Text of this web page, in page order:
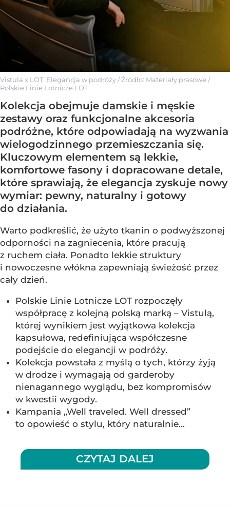
Vistula x LOT: Elegancja w podróży/ Źródło: Materiały prasowe /
Polskie Linie Lotnicze LOT
Kolekcja obejmuje damskie i męskie
zestawy oraz funkcjonalne akcesoria
podróżne, które odpowiadają na wyzwania
wielogodzinnego przemieszczania się.
Kluczowym elementem są lekkie,
komfortowe fasony i dopracowane detale,
które sprawiają, że elegancja zyskuje nowy
wymiar: pewny, naturalny i gotowy
do działania.
Warto podkreślić, że użyto tkanin o podwyższonej
odporności na zagniecenia, które pracują
z ruchem ciała. Ponadto lekkie struktury
i nowoczesne włókna zapewniają świeżość przez
cały dzień.
Polskie Linie Lotnicze LOT rozpoczęły
współpracę z kolejną polską marką – Vistulą,
której wynikiem jest wyjątkowa kolekcja
kapsułowa, redefiniująca współczesne
podejście do elegancji w podróży.
Kolekcja powstała z myślą o tych, którzy żyją
w drodze i wymagają od garderoby
nienagannego wyglądu, bez kompromisów
w kwestii wygody.
Kampania „Well traveled. Well dressed”
to opowieść o stylu, który naturalnie...
CZYTAJ DALEJ